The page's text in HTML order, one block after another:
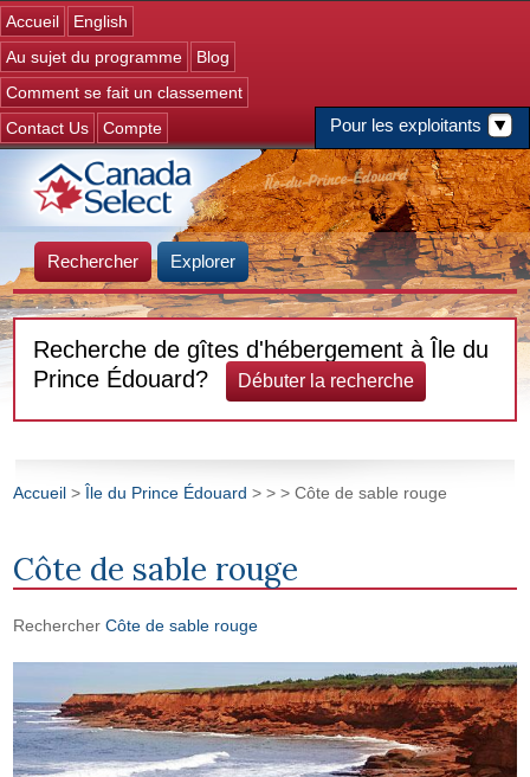
Accueil
English
Au sujet du programme
Blog
Pour les exploitants
Comment se fait un classement
Contact Us
Compte
Rechercher Explorer
Recherche de gîtes d'hébergement à Île du
Prince Édouard?
Débuter la recherche
Accueil > Île du Prince Édouard >>> Côte de sable rouge
Côte de sable rouge
RechercherCôte de sable rouge